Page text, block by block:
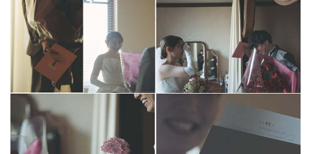
レポート
Party Report
Party